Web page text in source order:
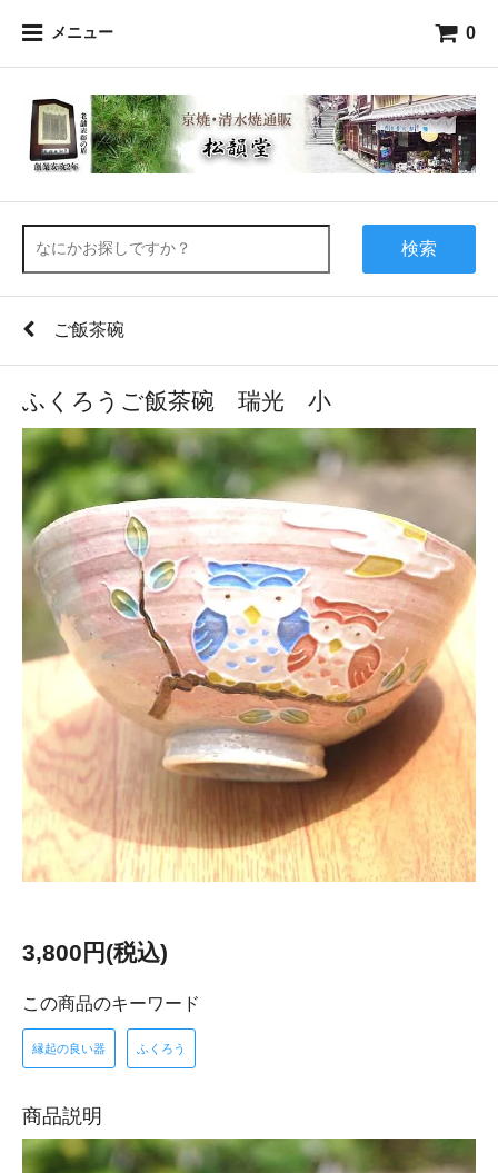
メニュー 0
検索
ご飯茶碗
ふくろうご飯茶碗 瑞光 小
3,800円(税込)
この商品のキーワード
縁起の良い器 ふくろう
商品説明